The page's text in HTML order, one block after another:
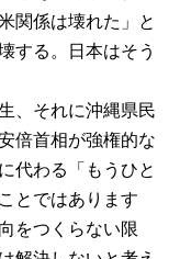
関係は壊れた」と
する。日本はそう
、それに沖縄県民
倍首相が強権的な
代わる「もうひと
とではあります
をつくらない限